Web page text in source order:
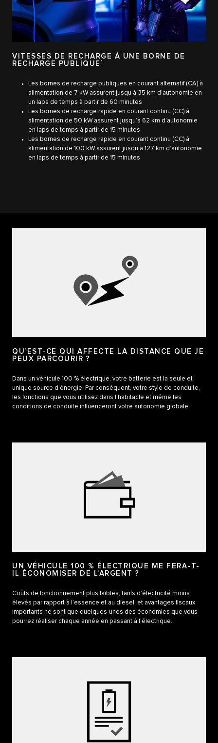
VITESSES DE RECHARGE À UNE BORNE DE
RECHARGE PUBLIQUE 1
Les bornes de recharge publiques en courant alternatif (CA) à
alimentation de 7 kW assurent jusqu’à 35 km d’autonomie en
un laps de temps à partir de 60 minutes
Les bornes de recharge rapide en courant continu (CC) à
alimentation de 50 kW assurent jusqu’à 62 km d’autonomie
en laps de temps à partir de 15 minutes
Les bornes de recharge rapide en courant continu (CC) à
alimentation de 100 kW assurent jusqu’à 127 km d’autonomie
en laps de temps à partir de 15 minutes
QU’EST-CE QUI AFFECTE LA DISTANCE QUE JE
PEUX PARCOURIR ?
Dans un véhicule 100 % électrique, votre batterie est la seule et
unique source d’énergie. Par conséquent, votre style de conduite,
les fonctions que vous utilisez dans l’habitacle et même les
conditions de conduite influenceront votre autonomie globale.
UN VÉHICULE 100 % ÉLECTRIQUE ME FERA-T-
IL ÉCONOMISER DE L’ARGENT ?
Coûts de fonctionnement plus faibles, tarifs d’électricité moins
élevés par rapport à l’essence et au diesel, et avantages fiscaux
importants ne sont que quelques-unes des économies que vous
pourrez réaliser chaque année en passant à l’électrique.